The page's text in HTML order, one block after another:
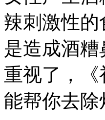
辣刺激性
是造成酒
重视了，
能帮你去除